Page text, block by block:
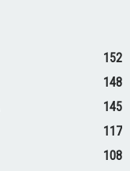
152
148
145
117
108